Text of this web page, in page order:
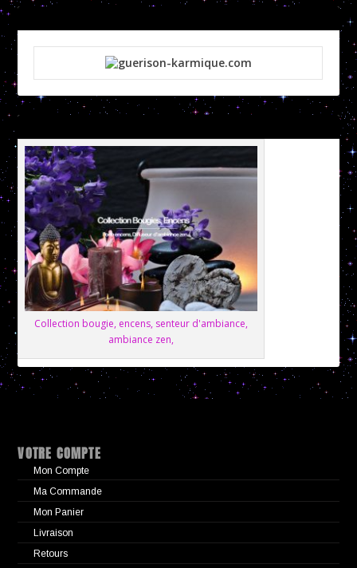
Collection bougie, encens, senteur d'ambiance,
ambiance zen,
VOTRE COMPTE
Mon Compte
Ma Commande
Mon Panier
Livraison
Retours